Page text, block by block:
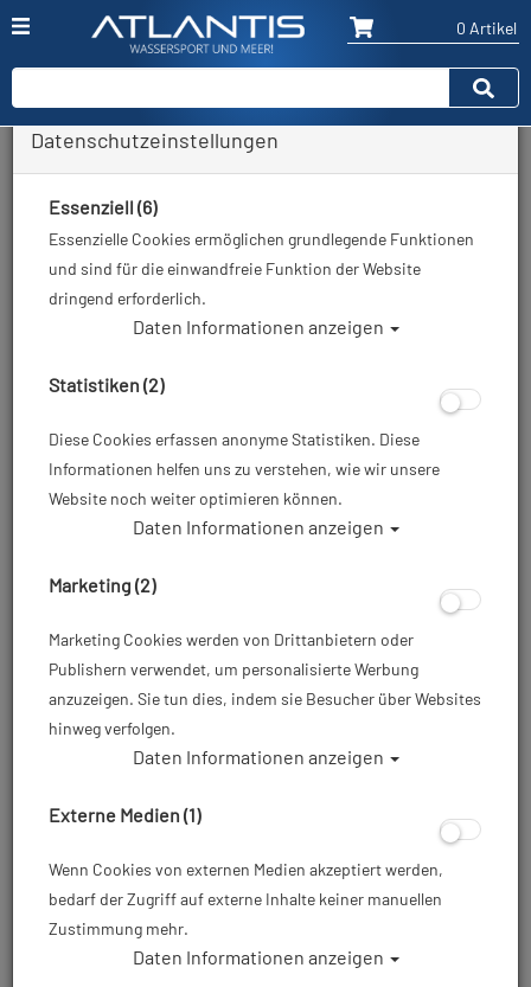
0 Artikel
Zurück
Datenschutzeinstellungen
Essenziell (6)
Essenzielle Cookies ermöglichen grundlegende Funktionen
und sind für die einwandfreie Funktion der Website
dringend erforderlich.
Daten Informationen anzeigen
Statistiken (2)
Diese Cookies erfassen anonyme Statistiken. Diese
Informationen helfen uns zu verstehen, wie wir unsere
Website noch weiter optimieren können.
Daten Informationen anzeigen
Marketing (2)
Marketing Cookies werden von Drittanbietern oder
Publishern verwendet, um personalisierte Werbung
anzuzeigen. Sie tun dies, indem sie Besucher über Websites
hinweg verfolgen.
Daten Informationen anzeigen
Externe Medien (1)
Wenn Cookies von externen Medien akzeptiert werden,
bedarf der Zugriff auf externe Inhalte keiner manuellen
Zustimmung mehr.
Daten Informationen anzeigen